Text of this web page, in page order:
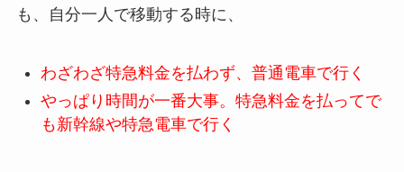
も、自分一人で移動する時に、
わざわざ特急料金を払わず、普通電車で行く
やっぱり時間が一番大事。特急料金を払ってで
も新幹線や特急電車で行く